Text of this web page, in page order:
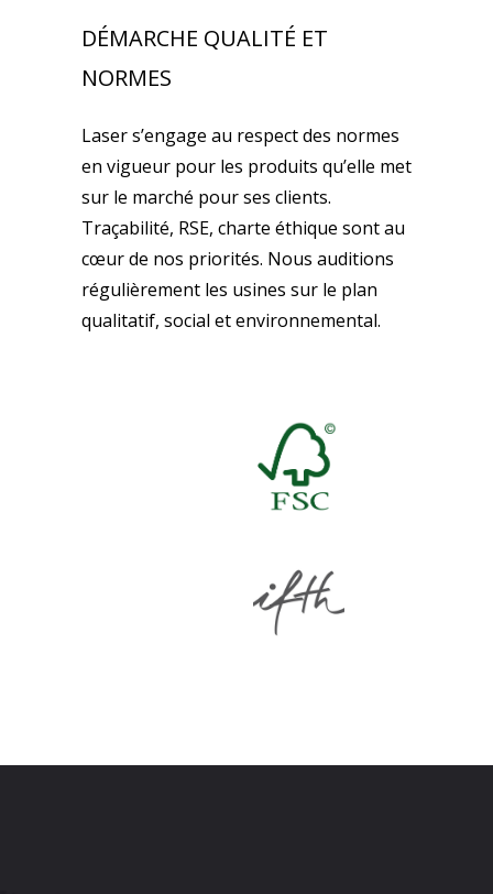
DÉMARCHE QUALITÉ ET
NORMES
Laser s’engage au respect des normes
en vigueur pour les produits qu’elle met
sur le marché pour ses clients.
Traçabilité, RSE, charte éthique sont au
cœur de nos priorités. Nous auditions
régulièrement les usines sur le plan
qualitatif, social et environnemental.